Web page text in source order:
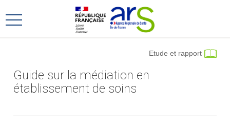
au
menu
au
contenu
Ouvrir
Guide sur la médiation en
établissement de soins
Etude et rapport